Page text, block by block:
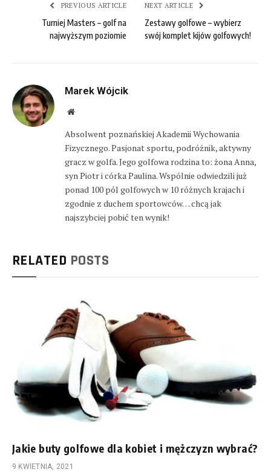
PREVIOUS ARTICLE
Turniej Masters – golf na
najwyższym poziomie
NEXT ARTICLE
Zestawy golfowe – wybierz
swój komplet kijów golfowych!
Marek Wójcik
Website
Absolwent poznańskiej Akademii Wychowania
Fizycznego. Pasjonat sportu, podróżnik, aktywny
gracz w golfa. Jego golfowa rodzina to: żona Anna,
syn Piotr i córka Paulina. Wspólnie odwiedzili już
ponad 100 pól golfowych w 10 różnych krajach i
zgodnie z duchem sportowców… chcą jak
najszybciej pobić ten wynik!
RELATED POSTS
Jakie buty golfowe dla kobiet i mężczyzn wybrać?
9 KWIETNIA, 2021